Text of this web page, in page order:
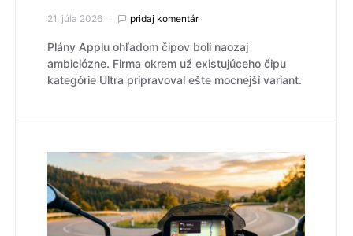
21. júla 2026 pridaj komentár
Plány Applu ohľadom čipov boli naozaj
ambiciózne. Firma okrem už existujúceho čipu
kategórie Ultra pripravoval ešte mocnejší variant.